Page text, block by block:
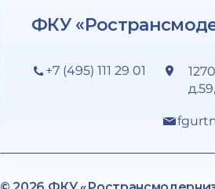
ФКУ
+7 (495) 111 29 01